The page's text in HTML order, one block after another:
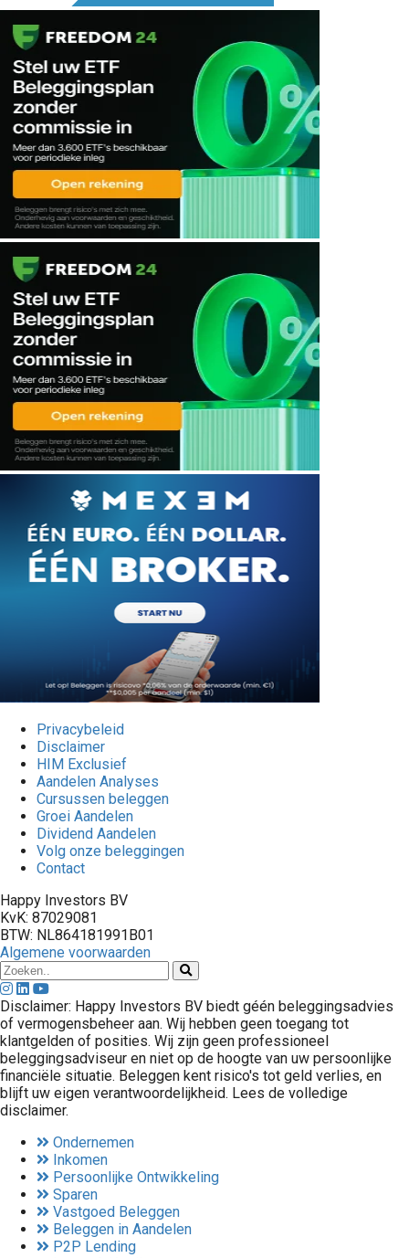
Privacybeleid
Disclaimer
HIM Exclusief
Aandelen Analyses
Cursussen beleggen
Groei Aandelen
Dividend Aandelen
Volg onze beleggingen
Contact
Happy Investors BV
KvK: 87029081
BTW: NL864181991B01
Algemene voorwaarden
Disclaimer: Happy Investors BV biedt géén beleggingsadvies
of vermogensbeheer aan. Wij hebben geen toegang tot
klantgelden of posities. Wij zijn geen professioneel
beleggingsadviseur en niet op de hoogte van uw persoonlijke
financiële situatie. Beleggen kent risico's tot geld verlies, en
blijft uw eigen verantwoordelijkheid. Lees de volledige
disclaimer.
Ondernemen
Inkomen
Persoonlijke Ontwikkeling
Sparen
Vastgoed Beleggen
Beleggen in Aandelen
P2P Lending